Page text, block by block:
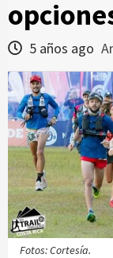
5 años ago
Fotos: Cortesía.